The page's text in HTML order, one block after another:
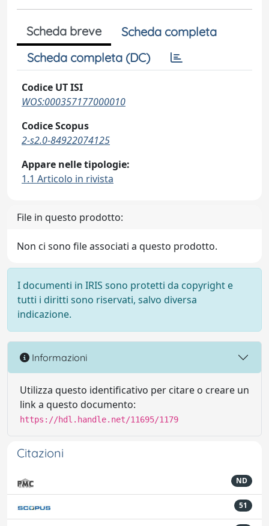
Scheda breve
Scheda completa
Scheda completa (DC)
Codice UT ISI
WOS:000357177000010
Codice Scopus
2-s2.0-84922074125
Appare nelle tipologie:
1.1 Articolo in rivista
File in questo prodotto:
Non ci sono file associati a questo prodotto.
I documenti in IRIS sono protetti da copyright e
tutti i diritti sono riservati, salvo diversa
indicazione.
Informazioni
Utilizza questo identificativo per citare o creare un
link a questo documento:
https://hdl.handle.net/11695/1179
Citazioni
ND
51